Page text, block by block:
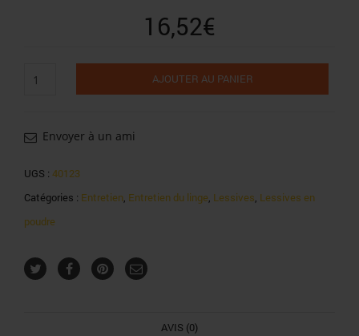
16,52€
de
poudre
active
clean
27
doses
1,89kg
AJOUTER AU PANIER
Envoyer à un ami
UGS : 40123
Catégories : Entretien, Entretien du linge, Lessives, Lessives en
poudre
AVIS (0)